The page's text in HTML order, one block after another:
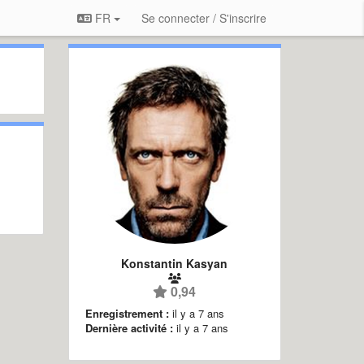
FR Se connecter / S'inscrire
Konstantin Kasyan
0,94
Enregistrement : il y a 7 ans
Dernière activité : il y a 7 ans